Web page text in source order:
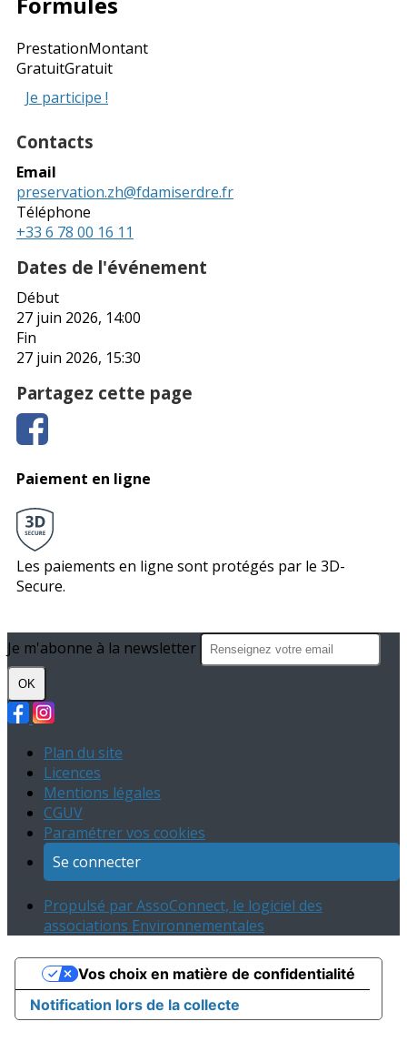
PrestationMontant
GratuitGratuit
Je participe !
Contacts
Email
preservation.zh@fdamiserdre.fr
Téléphone
+33 6 78 00 16 11
Dates de l'événement
Début
27 juin 2026, 14:00
Fin
27 juin 2026, 15:30
Partagez cette page
Paiement en ligne
Les paiements en ligne sont protégés par le 3D-
Secure.
Je m'abonne à la newsletter
OK
Plan du site
Licences
Mentions légales
CGUV
Paramétrer vos cookies
Se connecter
Propulsé par AssoConnect, le logiciel des
associations Environnementales
Notification lors de la collecte
Vos choix en matière de confidentialité